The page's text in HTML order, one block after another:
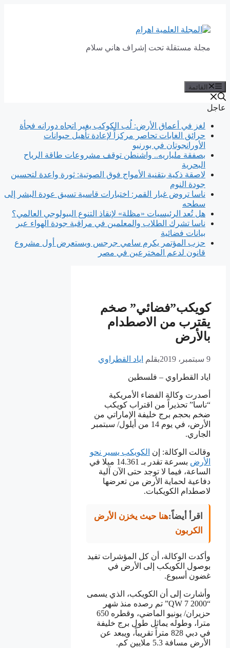
المحتوى
مجلة مستقلة تحت إشراف هاني سلام
القائمة
عاجل
لغز في أعماق الأرض: لُب الكوكب يغير اتجاه دورانه فجأة
حرائق الغابات تحاصر مركزاً لإعادة تأهيل حيوانات
الأورانجوتان في بورنيو
بصفقة ملياريه.. واشنطن توقف مشروعات طاقة الرياح
البحرية
لاصقة ذكية بتقنية الأمواج فوق الصوتية: ثورة واعدة لتحسين
جودة النوم
ناسا تروض غبار القمر: اختبارات قاسية تسبق عودة البشر إلى
سطحه
هل تُعد الرئيسيات «مظلة» لإنقاذ التنوع البيولوجي العالمي؟
ناسا تشرك الطلاب والمعلمين في مراقبة جودة الهواء عبر
بيانات فضائية
حزب المؤتمر يكرم سامي جرجس ويستعرض أول مشروع
قانون لدعم المخترعين في مصر
كويكب”فضائي” صخم
يقترب من الاصطدام
بالأرض
9 سبتمبر، 2019 بقلم اياد القطراوي
اياد القطراوي – فلسطين
أصدرت وكالة الفضاء الأمريكية
“ناسا” تحذيراً من اقتراب كويكب
ضخم بحجم برج خليفة الإماراتي من
الأرض، في يوم 14 من أيلول/ سبتمبر
الجاري.
وقالت الوكالة: إن الكويكب يسير نحو
الأرض
بسرعة تقدر بـ 14.361 ميلا في
الساعة، فيما لا توجد حتى الآن آلية
دفاعية لحماية الأرض من تعرضها
لاصطدام الكويكبات.
اقرأ أيضاً:هنا حيث يخزن الأرض
الكربون
وأكدت الوكالة، أن كل المؤشرات تفيد
بوصول الكويكب إلى الأرض في
غضون أسبوع.
وأشارت إلى أن الكويكب، الذي يسمى
“2000 QW 7” تم رصده منذ شهر
حزيران/ يونيو الماضي، وقطره 650
مترا، وطوله يماثل طول برج خليفة
في دبي 828 متراً تقريباً، ويبعد عن
الأرض مسافة 5.3 ملايين كم.